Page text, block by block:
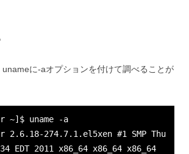
に-aオプションを付けて調べることが
~]$ uname -a
2.6.18-274.7.1.el5xen #1 SMP Thu
EDT 2011 x86_64 x86_64 x86_64